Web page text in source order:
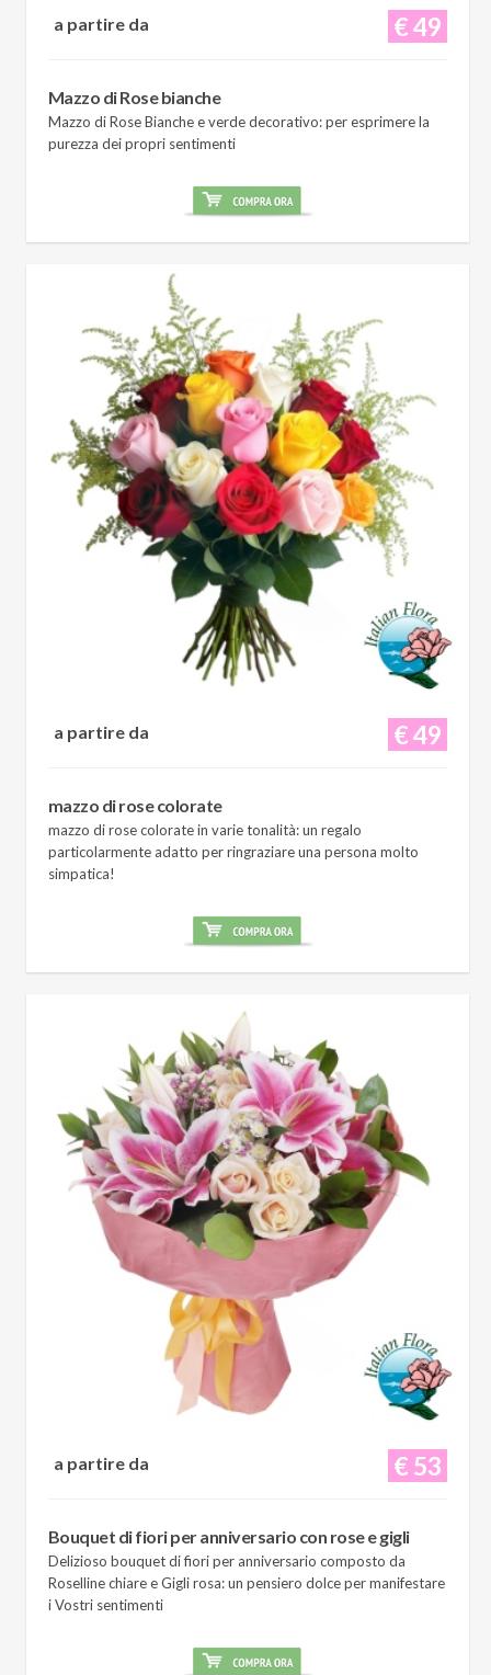
€ 49
a partire da
Mazzo di Rose bianche
Mazzo di Rose Bianche e verde decorativo: per esprimere la
purezza dei propri sentimenti
€ 49
a partire da
mazzo di rose colorate
mazzo di rose colorate in varie tonalità: un regalo
particolarmente adatto per ringraziare una persona molto
simpatica!
€ 53
a partire da
Bouquet di fiori per anniversario con rose e gigli
Delizioso bouquet di fiori per anniversario composto da
Roselline chiare e Gigli rosa: un pensiero dolce per manifestare
i Vostri sentimenti